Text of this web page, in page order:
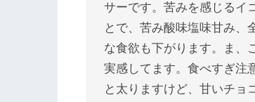
サーです。苦みを感じるイ
とで、苦み酸味塩味甘み、
な食欲も下がります。ま、
実感してます。食べすぎ注
と太りますけど、甘いチョ